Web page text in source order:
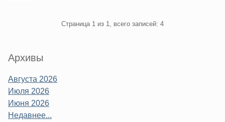
Страница 1 из 1, всего записей: 4
Sidebar
Архивы
Августа 2026
Июля 2026
Июня 2026
Недавнее...